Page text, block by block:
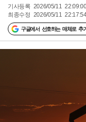
기사등록 2026/05/11
최종수정 2026/05/11
구글에서 선호하는 매체로 추